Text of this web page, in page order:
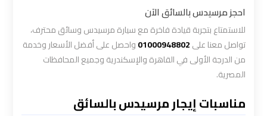
احجز مرسيدس بالسائق الآن
للاستمتاع بتجربة قيادة فاخرة مع سيارة مرسيدس وسائق محترف،
تواصل معنا على01000948802واحصل على أفضل الأسعار وخدمة
من الدرجة الأولى في القاهرة والإسكندرية وجميع المحافظات
المصرية.
مناسبات إيجار مرسيدس بالسائق
السويس
ليموزين
الاسكندريه